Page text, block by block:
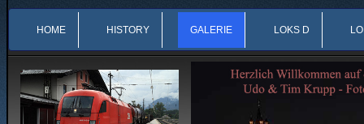
HOME HISTORY GALERIE LOKS D